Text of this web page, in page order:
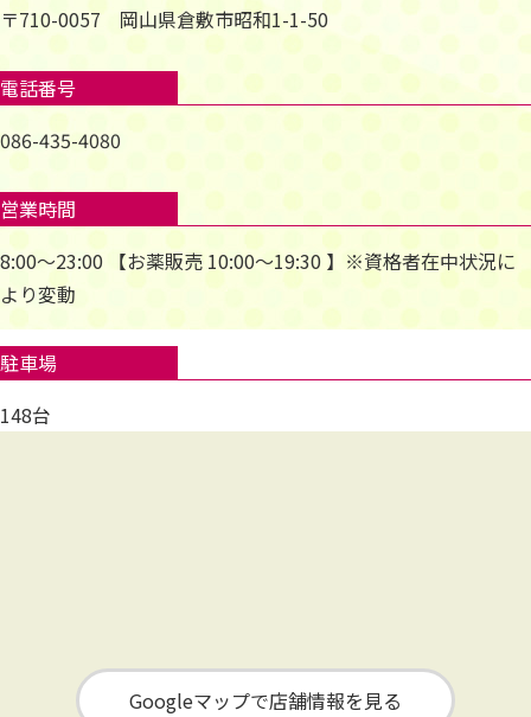
〒710-0057 岡山県倉敷市昭和1-1-50
電話番号
086-435-4080
営業時間
8:00～23:00 【お薬販売 10:00～19:30 】※資格者在中状況に
より変動
駐車場
148台
Googleマップで店舗情報を見る